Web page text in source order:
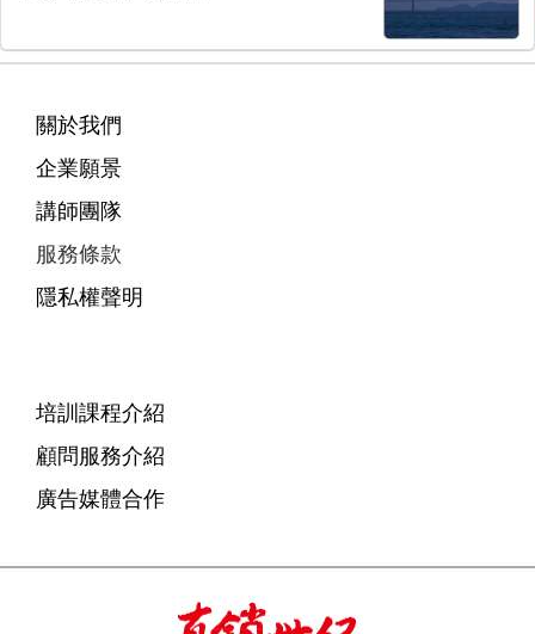
關於我們
企業願景
講師團隊
服務條款
隱私權聲明
培訓課程介紹
顧問服務介紹
廣告媒體合作